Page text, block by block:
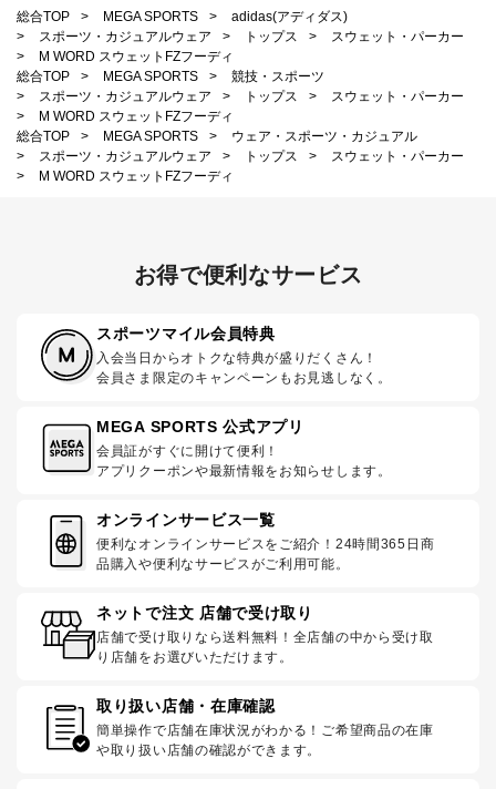
総合TOP > MEGA SPORTS >
adidas(アディダス)
>
スポーツ・カジュアルウェア > トップス >
スウェット・パーカー
>
M WORD スウェットFZフーディ
総合TOP
> MEGA SPORTS >
競技・スポーツ
>
スポーツ・カジュアルウェア > トップス >
スウェット・パーカー
>
M WORD スウェットFZフーディ
総合TOP
> MEGA SPORTS >
ウェア・スポーツ・カジュアル
>
スポーツ・カジュアルウェア > トップス >
スウェット・パーカー
>
M WORD スウェットFZフーディ
お得で便利なサービス
スポーツマイル会員特典
入会当日からオトクな特典が盛りだくさん！
会員さま限定のキャンペーンもお見逃しなく。
MEGA SPORTS 公式アプリ
会員証がすぐに開けて便利！
アプリクーポンや最新情報をお知らせします。
オンラインサービス一覧
便利なオンラインサービスをご紹介！24時間365日商
品購入や便利なサービスがご利用可能。
ネットで注文 店舗で受け取り
店舗で受け取りなら送料無料！全店舗の中から受け取
り店舗をお選びいただけます。
取り扱い店舗・在庫確認
簡単操作で店舗在庫状況がわかる！ご希望商品の在庫
や取り扱い店舗の確認ができます。